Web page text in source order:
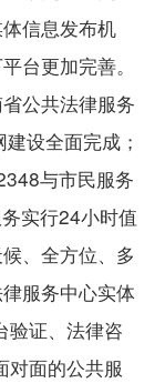
信息发布机
台更加完善。
公共法律服务
设全面完成；
与市民服务
实行24小时值
、全方位、多
服务中心实体
验证、法律咨
对面的公共服